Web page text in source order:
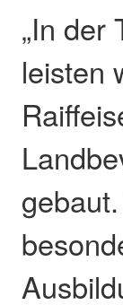
„In der
leisten